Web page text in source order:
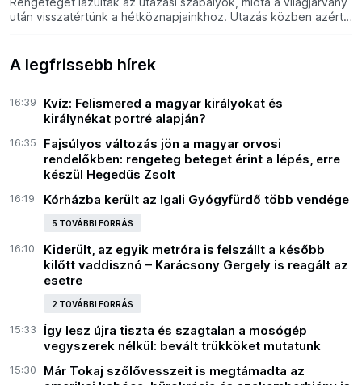
után visszatértünk a hétköznapjainkhoz. Utazás közben azért
A legfrissebb hírek
16:39
Kvíz: Felismered a magyar királyokat és
királynékat portré alapján?
16:35
Fajsúlyos változás jön a magyar orvosi
rendelőkben: rengeteg beteget érint a lépés, erre
készül Hegedűs Zsolt
16:19 Kórházba került az Igali Gyógyfürdő több vendége
5 TOVÁBBI FORRÁS
16:10
Kiderült, az egyik metróra is felszállt a később
kilőtt vaddisznó – Karácsony Gergely is reagált az
esetre
2 TOVÁBBI FORRÁS
15:33
Így lesz újra tiszta és szagtalan a mosógép
vegyszerek nélkül: bevált trükköket mutatunk
15:30
Már Tokaj szőlővesszeit is megtámadta az